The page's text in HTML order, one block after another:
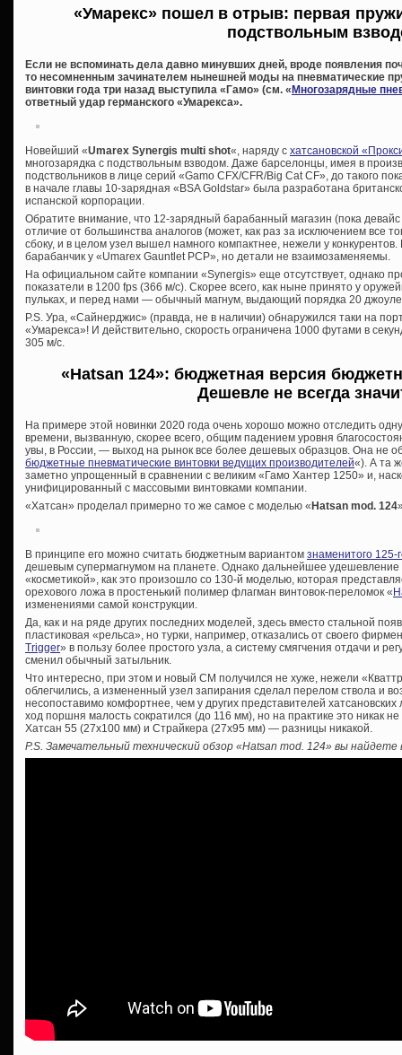
«Умарекс» пошел в отрыв: первая
подствольным
Если не вспоминать дела давно минувших дней, вроде появления
то несомненным зачинателем нынешней моды на пневматические
винтовки года три назад выступила «Гамо» (см. «Многозарядные
ответный удар германского «Умарекса».
Новейший «Umarex Synergis multi shot«, наряду с хатсановской
многозарядка с подствольным взводом. Даже барселонцы, имея в
подствольников в лице серий «Gamo CFX/CFR/Big Cat CF», до такого
в начале главы 10-зарядная «BSA Goldstar» была разработана
испанской корпорации.
Обратите внимание, что 12-зарядный барабанный магазин (пока девайс
отличие от большинства аналогов (может, как раз за исключением все
сбоку, и в целом узел вышел намного компактнее, нежели у
барабанчик у «Umarex Gauntlet PCP», но детали не взаимозаменяемы.
На официальном сайте компании «Synergis» еще отсутствует, однако
показатели в 1200 fps (366 м/с). Скорее всего, как ныне принято у
пульках, и перед нами — обычный магнум, выдающий порядка 20
P.S. Ура, «Сайнерджис» (правда, не в наличии) обнаружился таки на
«Умарекса»! И действительно, скорость ограничена 1000 футами в
305 м/с.
«Hatsan 124»: бюджетная версия
Дешевле не всегда
На примере этой новинки 2020 года очень хорошо можно отследить
времени, вызванную, скорее всего, общим падением уровня
увы, в России, — выход на рынок все более дешевых образцов. Она не
бюджетные пневматические винтовки ведущих производителей«). А та
заметно упрощенный в сравнении с великим «Гамо Хантер 1250» и,
унифицированный с массовыми винтовками компании.
«Хатсан» проделал примерно то же самое с моделью «Hatsan mod. 124
В принципе его можно считать бюджетным вариантом знаменитого 125-
дешевым супермагнумом на планете. Однако дальнейшее удешевление
«косметикой», как это произошло со 130-й моделью, которая
орехового ложа в простенький полимер флагман винтовок-переломок «
изменениями самой конструкции.
Да, как и на ряде других последних моделей, здесь вместо стальной
пластиковая «рельса», но турки, например, отказались от своего
Trigger» в пользу более простого узла, а систему смягчения отдачи и
сменил обычный затыльник.
Что интересно, при этом и новый СМ получился не хуже, нежели
облегчились, а измененный узел запирания сделал перелом ствола и
несопоставимо комфортнее, чем у других представителей
ход поршня малость сократился (до 116 мм), но на практике это никак
Хатсан 55 (27х100 мм) и Страйкера (27х95 мм) — разницы никакой.
P.S. Замечательный технический обзор «Hatsan mod. 124» вы найдете